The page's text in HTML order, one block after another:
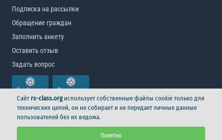
Подписка на рассылки
Обращение граждан
Заполнить анкету
Оставить отзыв
Задать вопрос
© Российский морской регистр судоходства, 2026
Логотип
Сайт rs-class.orgиспользует собственные файлы cookie только для
технических целей, он не собирает и не передает личные данные
пользователей без их ведома.
Понятно